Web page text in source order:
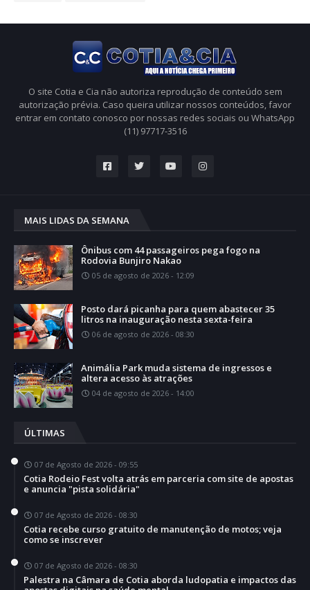
O site Cotia e Cia não autoriza reprodução de conteúdo sem
autorização prévia. Caso queira utilizar nossos conteúdos, favor
entrar em contato conosco por nossas redes sociais ou WhatsApp
(11) 97717-3516
MAIS LIDAS DA SEMANA
Ônibus com 44 passageiros pega fogo na
Rodovia Bunjiro Nakao
05 de agosto de 2026 - 12:09
Posto dará picanha para quem abastecer 35
litros na inauguração nesta sexta-feira
06 de agosto de 2026 - 08:30
Animália Park muda sistema de ingressos e
altera acesso às atrações
04 de agosto de 2026 - 14:00
ÚLTIMAS
07 de Agosto de 2026 - 09:55
Cotia Rodeio Fest volta atrás em parceria com site de apostas
e anuncia "pista solidária"
07 de Agosto de 2026 - 08:30
Cotia recebe curso gratuito de manutenção de motos; veja
como se inscrever
07 de Agosto de 2026 - 08:30
Palestra na Câmara de Cotia aborda ludopatia e impactos das